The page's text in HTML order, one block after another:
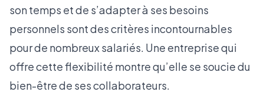
son temps et de s’adapter à ses besoins
personnels sont des critères incontournables
pour de nombreux salariés. Une entreprise qui
offre cette flexibilité montre qu’elle se soucie du
bien-être de ses collaborateurs.